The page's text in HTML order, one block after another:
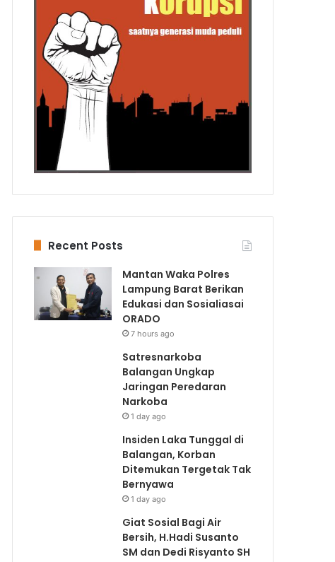
Recent Posts
Mantan Waka Polres
Lampung Barat Berikan
Edukasi dan Sosialiasai
ORADO
7 hours ago
Satresnarkoba
Balangan Ungkap
Jaringan Peredaran
Narkoba
1 day ago
Insiden Laka Tunggal di
Balangan, Korban
Ditemukan Tergetak Tak
Bernyawa
1 day ago
Giat Sosial Bagi Air
Bersih, H.Hadi Susanto
SM dan Dedi Risyanto SH